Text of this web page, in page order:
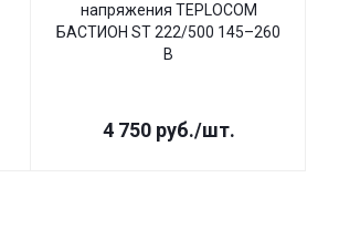
напряжения TEPLOCOM
БАСТИОН ST 222/500 145–260
В
4 750руб./шт.